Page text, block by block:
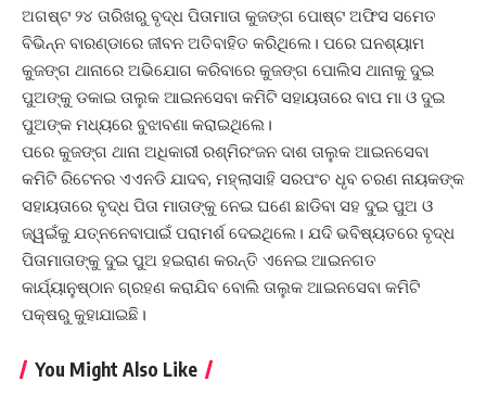
ଅଗଷ୍ଟ ୨୪ ତାରିଖରୁ ବୃଦ୍ଧ ପିତାମାତା କୁଜଙ୍ଗ ପୋଷ୍ଟ ଅଫିସ ସମେତ
ବିଭିନ୍ନ ବାରଣ୍ଡାରେ ଜୀବନ ଅତିବାହିତ କରିଥିଲେ। ପରେ ଘନଶ୍ୟାମ
କୁଜଙ୍ଗ ଥାନାରେ ଅଭିଯୋଗ କରିବାରେ କୁଜଙ୍ଗ ପୋଲିସ ଥାନାକୁ ଦୁଇ
ପୁଅଙ୍କୁ ଡକାଇ ତାଲୁକ ଆଇନସେବା କମିଟି ସହାୟତାରେ ବାପ ମା ଓ ଦୁଇ
ପୁଅଙ୍କ ମଧ୍ୟରେ ବୁଝାବଣା କରାଇଥିଲେ।
ପରେ କୁଜଙ୍ଗ ଥାନା ଅଧିକାରୀ ରଶ୍ମିରଂଜନ ଦାଶ ତାଲୁକ ଆଇନସେବା
କମିଟି ରିଟେନର ଏଏନଡି ଯାଦବ, ମହ୍ଲାସାହି ସରପଂଚ ଧୃବ ଚରଣ ନାୟକଙ୍କ
ସହାୟତାରେ ବୃଦ୍ଧ ପିତା ମାତାଙ୍କୁ ନେଇ ଘଣେ ଛାଡିବା ସହ ଦୁଇ ପୁଅ ଓ
ଜ୍ୱଇଁକୁ ଯତ୍ନନେବାପାଇଁ ପରାମର୍ଶ ଦେଇଥିଲେ। ଯଦି ଭବିଷ୍ୟତରେ ବୃଦ୍ଧ
ପିତାମାତାଙ୍କୁ ଦୁଇ ପୁଅ ହଇରାଣ କରନ୍ତି ଏନେଇ ଆଇନଗତ
କାର୍ଯ୍ୟାନୁଷ୍ଠାନ ଗ୍ରହଣ କରାଯିବ ବୋଲି ତାଲୁକ ଆଇନସେବା କମିଟି
ପକ୍ଷରୁ କୁହାଯାଇଛି।
You Might Also Like